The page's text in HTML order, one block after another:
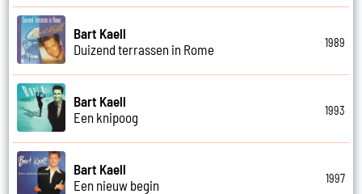
Bart Kaell
Duizend terrassen in Rome
1989
Bart Kaell
Een knipoog
1993
Bart Kaell
Een nieuw begin
1997